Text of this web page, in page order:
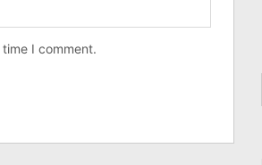
I comment.